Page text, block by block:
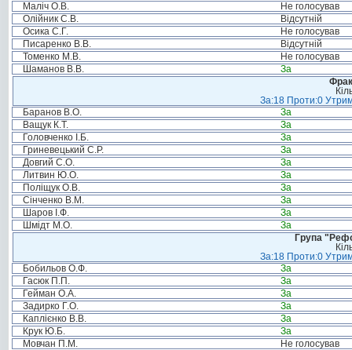
Маліч О.В.
Не голосував
Олійник С.В.
Відсутній
Осика С.Г.
Не голосував
Писаренко В.В.
Відсутній
Томенко М.В.
Не голосував
Шаманов В.В.
За
За:18 Проти:0
Баранов В.О.
За
Ващук К.Т.
За
Головченко І.Б.
За
Гриневецький С.Р.
За
Довгий С.О.
За
Литвин Ю.О.
За
Поліщук О.В.
За
Сінченко В.М.
За
Шаров І.Ф.
За
Шмідт М.О.
За
Група
За:18 Проти:0
Бобильов О.Ф.
За
Гасюк П.П.
За
Гейман О.А.
За
Задирко Г.О.
За
Каплієнко В.В.
За
Крук Ю.Б.
За
Мовчан П.М.
Не голосував